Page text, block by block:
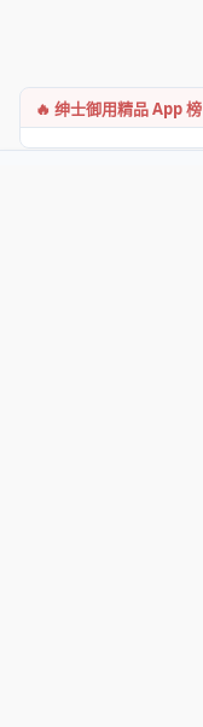
🔥 绅士御用精品 App 榜